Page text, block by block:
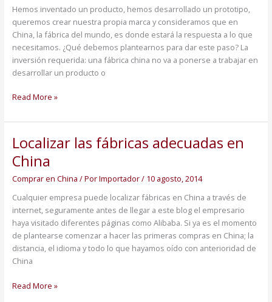
Hemos inventado un producto, hemos desarrollado un prototipo,
queremos crear nuestra propia marca y consideramos que en
China, la fábrica del mundo, es donde estará la respuesta a lo que
necesitamos. ¿Qué debemos plantearnos para dar este paso? La
inversión requerida: una fábrica china no va a ponerse a trabajar en
desarrollar un producto o
propia
o
prototipo
Read More »
Localizar las fábricas adecuadas en
China
Comprar en China / PorImportador/ 10 agosto, 2014
Cualquier empresa puede localizar fábricas en China a través de
internet, seguramente antes de llegar a este blog el empresario
haya visitado diferentes páginas como Alibaba. Si ya es el momento
de plantearse comenzar a hacer las primeras compras en China; la
distancia, el idioma y todo lo que hayamos oído con anterioridad de
China
Localizar
las
fábricas
adecuadas
China
Read More »